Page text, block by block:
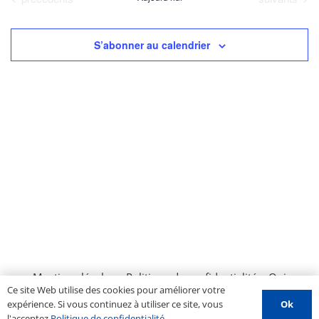
S’abonner au calendrier
Mentions légales–Politique de confidentialité–Qui
sommes nous ?–Contactez-nous –Espace PROS
Soumettre un évènement
Ce site Web utilise des cookies pour améliorer votre
expérience. Si vous continuez à utiliser ce site, vous
Ok